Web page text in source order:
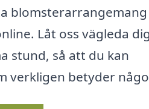
blomsterarrangemang
Låt oss vägleda
stund, så att du kan
verkligen betyder